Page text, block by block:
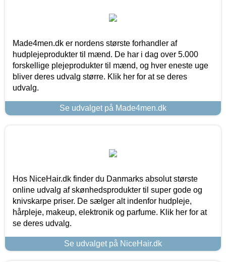
Made4men.dk er nordens største forhandler af
hudplejeprodukter til mænd. De har i dag over 5.000
forskellige plejeprodukter til mænd, og hver eneste uge
bliver deres udvalg større. Klik her for at se deres
udvalg.
Se udvalget på Made4men.dk
Hos NiceHair.dk finder du Danmarks absolut største
online udvalg af skønhedsprodukter til super gode og
knivskarpe priser. De sælger alt indenfor hudpleje,
hårpleje, makeup, elektronik og parfume. Klik her for at
se deres udvalg.
Se udvalget på NiceHair.dk